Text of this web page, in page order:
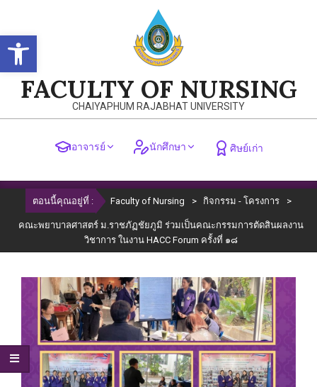
Open toolbar
content
FACULTY OF NURSING
CHAIYAPHUM RAJABHAT UNIVERSITY
อาจารย์ นักศึกษา ศิษย์เก่า
Primary
Navigation
Menu
ตอนนี้คุณอยู่ที่ : Faculty of Nursing > กิจกรรม - โครงการ >
คณะพยาบาลศาสตร์ ม.ราชภัฏชัยภูมิ ร่วมเป็นคณะกรรมการตัดสินผลงาน
วิชาการ ในงาน HACC Forum ครั้งที่ ๑๘